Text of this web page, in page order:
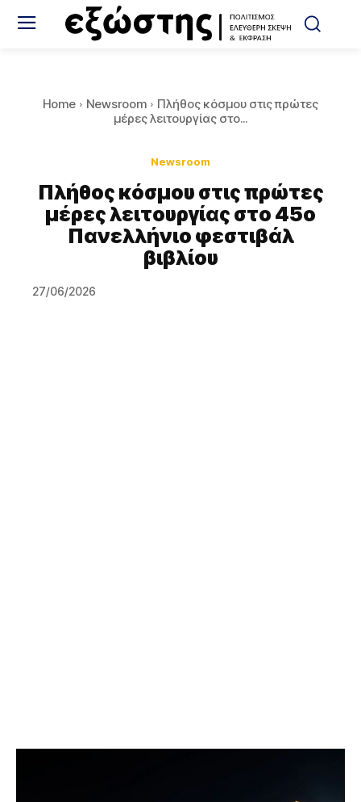
Home Newsroom
Πλήθος κόσμου στις πρώτες
μέρες λειτουργίας στο...
Newsroom
Πλήθος κόσμου στις πρώτες
μέρες λειτουργίας στο 45ο
Πανελλήνιο φεστιβάλ
βιβλίου
27/06/2026